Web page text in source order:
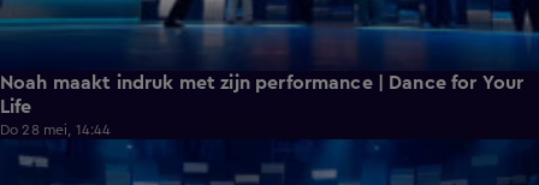
Noah maakt indruk met zijn performance | Dance for Your
Life
Do 28 mei, 14:44
0:31